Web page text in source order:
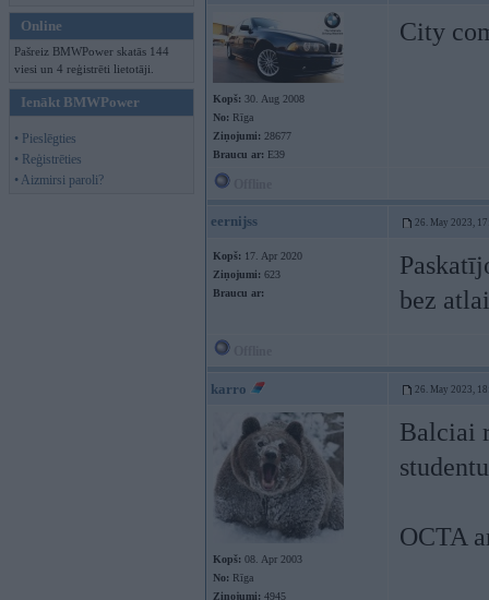
Online
Pašreiz BMWPower skatās 144
viesi un 4 reģistrēti lietotāji.
Ienākt BMWPower
• Pieslēgties
• Reģistrēties
• Aizmirsi paroli?
Kopš: 30. Aug 2008
No: Rīga
Ziņojumi: 28677
Braucu ar: E39
City
eernijss 26. May 2023,
Kopš: 17. Apr 2020
Ziņojumi: 623
Braucu ar:
bez
karro 26. May 2023,
Kopš: 08. Apr 2003
No: Rīga
Ziņojumi: 4945
Balciai
OCTA